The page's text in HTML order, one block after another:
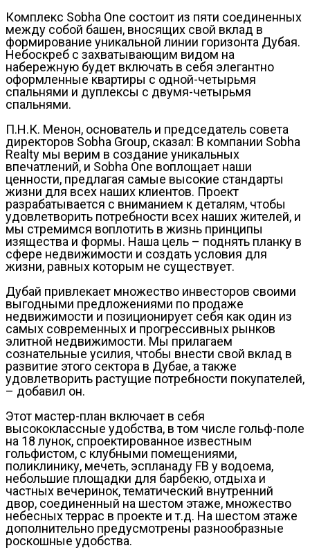
Комплекс Sobha One состоит из пяти соединенных
между собой башен, вносящих свой вклад в
формирование уникальной линии горизонта Дубая.
Небоскреб с захватывающим видом на
набережную будет включать в себя элегантно
оформленные квартиры с одной-четырьмя
спальнями и дуплексы с двумя-четырьмя
спальнями.
П.Н.К. Менон, основатель и председатель совета
директоров Sobha Group, сказал: В компании Sobha
Realty мы верим в создание уникальных
впечатлений, и Sobha One воплощает наши
ценности, предлагая самые высокие стандарты
жизни для всех наших клиентов. Проект
разрабатывается с вниманием к деталям, чтобы
удовлетворить потребности всех наших жителей, и
мы стремимся воплотить в жизнь принципы
изящества и формы. Наша цель – поднять планку в
сфере недвижимости и создать условия для
жизни, равных которым не существует.
Дубай привлекает множество инвесторов своими
выгодными предложениями по продаже
недвижимости и позиционирует себя как один из
самых современных и прогрессивных рынков
элитной недвижимости. Мы прилагаем
сознательные усилия, чтобы внести свой вклад в
развитие этого сектора в Дубае, а также
удовлетворить растущие потребности покупателей,
– добавил он.
Этот мастер-план включает в себя
высококлассные удобства, в том числе гольф-поле
на 18 лунок, спроектированное известным
гольфистом, с клубными помещениями,
поликлинику, мечеть, эспланаду FB у водоема,
небольшие площадки для барбекю, отдыха и
частных вечеринок, тематический внутренний
двор, соединенный на шестом этаже, множество
небесных террас в проекте и т.д. На шестом этаже
дополнительно предусмотрены разнообразные
роскошные удобства.